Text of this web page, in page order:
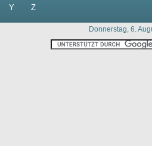
Y Z
Donnerstag, 6.